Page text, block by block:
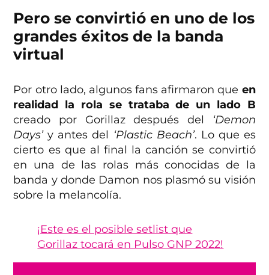
Pero se convirtió en uno de los
grandes éxitos de la banda
virtual
Por otro lado, algunos fans afirmaron que en
realidad la rola se trataba de un lado B
creado por Gorillaz después del ‘Demon
Days’y antes del ‘Plastic Beach’. Lo que es
cierto es que al final la canción se convirtió
en una de las rolas más conocidas de la
banda y donde Damon nos plasmó su visión
sobre la melancolía.
¡Este es el posible setlist que
Gorillaz tocará en Pulso GNP 2022!